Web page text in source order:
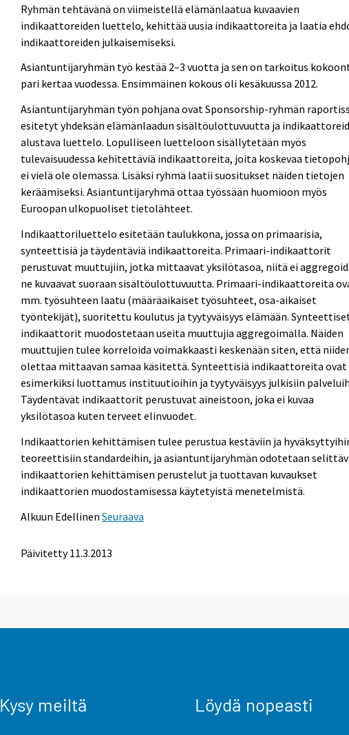
Ryhmän tehtävänä on viimeistellä elämänlaatua kuvaavien
indikaattoreiden luettelo, kehittää uusia indikaattoreita ja laatia
indikaattoreiden julkaisemiseksi.
Asiantuntijaryhmän työ kestää 2–3 vuotta ja sen on tarkoitus
pari kertaa vuodessa. Ensimmäinen kokous oli kesäkuussa 2012.
Asiantuntijaryhmän työn pohjana ovat Sponsorship-ryhmän
esitetyt yhdeksän elämänlaadun sisältöulottuvuutta ja
alustava luettelo. Lopulliseen luetteloon sisällytetään myös
tulevaisuudessa kehitettäviä indikaattoreita, joita koskevaa
ei vielä ole olemassa. Lisäksi ryhmä laatii suositukset näiden tietojen
keräämiseksi. Asiantuntijaryhmä ottaa työssään huomioon myös
Euroopan ulkopuoliset tietolähteet.
Indikaattoriluettelo esitetään taulukkona, jossa on primaarisia,
synteettisiä ja täydentäviä indikaattoreita. Primaari-indikaattorit
perustuvat muuttujiin, jotka mittaavat yksilötasoa, niitä ei
ne kuvaavat suoraan sisältöulottuvuutta. Primaari-indikaattoreita
mm. työsuhteen laatu (määräaikaiset työsuhteet, osa-aikaiset
työntekijät), suoritettu koulutus ja tyytyväisyys elämään.
indikaattorit muodostetaan useita muuttujia aggregoimalla. Näiden
muuttujien tulee korreloida voimakkaasti keskenään siten, että
olettaa mittaavan samaa käsitettä. Synteettisiä indikaattoreita ovat
esimerkiksi luottamus instituutioihin ja tyytyväisyys julkisiin
Täydentävät indikaattorit perustuvat aineistoon, joka ei kuvaa
yksilötasoa kuten terveet elinvuodet.
Indikaattorien kehittämisen tulee perustua kestäviin ja
teoreettisiin standardeihin, ja asiantuntijaryhmän odotetaan
indikaattorien kehittämisen perustelut ja tuottavan kuvaukset
indikaattorien muodostamisessa käytetyistä menetelmistä.
Alkuun Edellinen Seuraava
Päivitetty 11.3.2013
Kysy meiltä Löydä nopeasti